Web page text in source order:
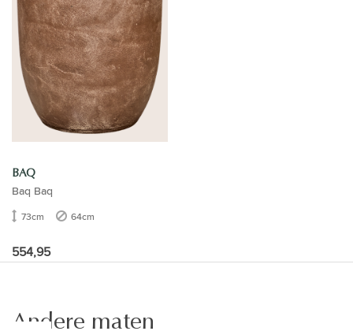
BAQ
Baq Baq
73cm 64cm
554,95
Andere maten